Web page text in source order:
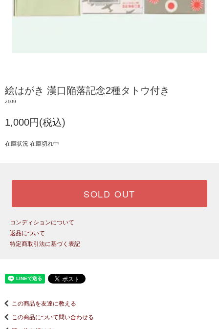
絵はがき 漢口陥落記念2種タトウ付き
z109
1,000円(税込)
在庫状況 在庫切れ中
SOLD OUT
コンディションについて
返品について
特定商取引法に基づく表記
この商品を友達に教える
この商品について問い合わせる